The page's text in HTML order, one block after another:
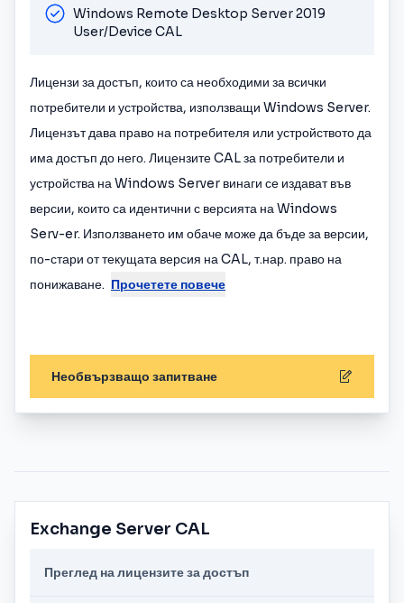
Лицензи за достъп, които са необходими за всички
потребители и устройства, използващи Windows Server.
Лицензът дава право на потребителя или устройството да
има достъп до него. Лицензите CAL за потребители и
устройства на Windows Server винаги се издават във
версии, които са идентични с версията на Windows
Serv-er. Използването им обаче може да бъде за версии,
по-стари от текущата версия на CAL, т.нар. право на
понижаване. Прочетете повече
Необвързващо запитване
Windows Remote Desktop Server 2019
User/Device CAL
Exchange Server CAL
Преглед на лицензите за достъп